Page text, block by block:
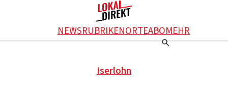
NEWSRUBRIKENORTEABOMEHR
Iserlohn